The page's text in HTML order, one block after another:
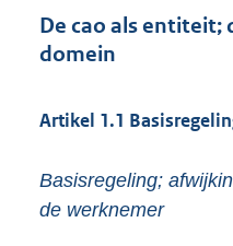
De cao als entiteit;
domein
Artikel 1.1
Basisregeling;
de werknemer